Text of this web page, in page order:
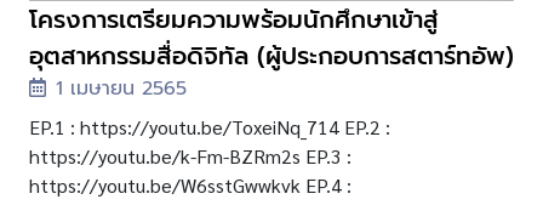
โครงการเตรียมความพร้อมนักศึกษาเข้าสู่
อุตสาหกรรมสื่อดิจิทัล (ผู้ประกอบการสตาร์ทอัพ)
1 เมษายน 2565
EP.1 : https://youtu.be/ToxeiNq_714 EP.2 :
https://youtu.be/k-Fm-BZRm2s EP.3 :
https://youtu.be/W6sstGwwkvk EP.4 :